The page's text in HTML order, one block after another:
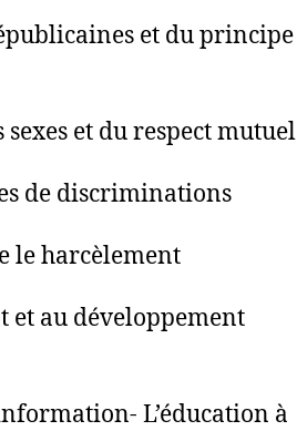
et du principe
et du respect mutuel
de discriminations
le harcèlement
et au développement
L’éducation à